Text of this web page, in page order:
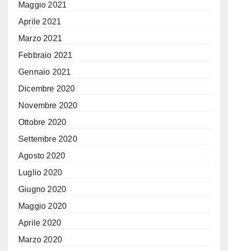
Maggio 2021
Aprile 2021
Marzo 2021
Febbraio 2021
Gennaio 2021
Dicembre 2020
Novembre 2020
Ottobre 2020
Settembre 2020
Agosto 2020
Luglio 2020
Giugno 2020
Maggio 2020
Aprile 2020
Marzo 2020